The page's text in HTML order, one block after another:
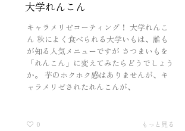
大学れんこん
キャラメリゼコーティング！ 大学れんこ
ん 秋によく食べられる大学いもは、誰も
が知る人気メニューですが さつまいもを
「れんこん」に変えてみたらどうでしょう
か。 芋のホクホク感はありませんが、キ
ャラメリゼされたれんこんが、
0 もっと見る